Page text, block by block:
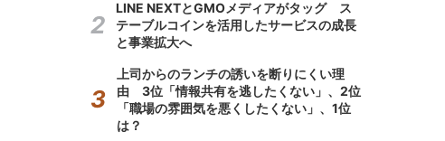
LINE NEXTとGMOメディアがタッグ ス
テーブルコインを活用したサービスの成長
と事業拡大へ
上司からのランチの誘いを断りにくい理
由 3位「情報共有を逃したくない」、2位
「職場の雰囲気を悪くしたくない」、1位
は？